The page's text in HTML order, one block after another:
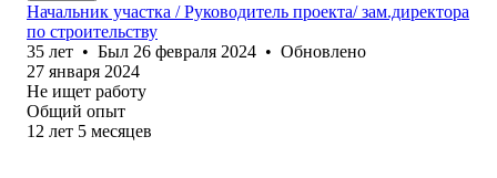
Начальник участка / Руководитель проекта/ зам.директора
по строительству
35 лет • Был 26 февраля 2024 • Обновлено
27 января 2024
Не ищет работу
Общий опыт
12 лет 5 месяцев